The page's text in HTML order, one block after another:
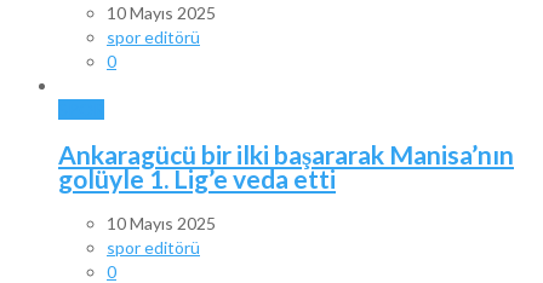
10 Mayıs 2025
spor editörü
0
Ankaragücü bir ilki başararak Manisa’nın
golüyle 1. Lig’e veda etti
10 Mayıs 2025
spor editörü
0